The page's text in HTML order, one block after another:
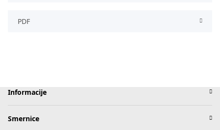
PDF
Informacije
Smernice